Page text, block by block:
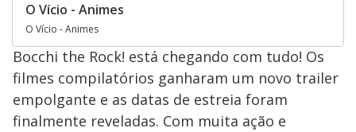
O Vício - Animes
O Vício - Animes
Bocchi the Rock! está chegando com tudo! Os
filmes compilatórios ganharam um novo trailer
empolgante e as datas de estreia foram
finalmente reveladas. Com muita ação e